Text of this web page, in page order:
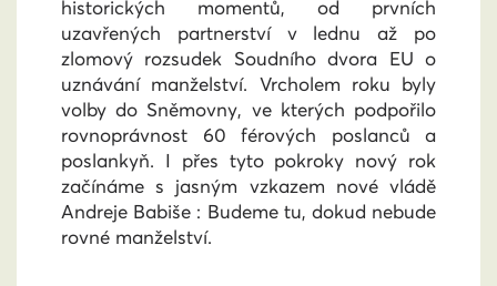
historických momentů, od prvních
uzavřených partnerství v lednu až po
zlomový rozsudek Soudního dvora EU o
uznávání manželství. Vrcholem roku byly
volby do Sněmovny, ve kterých podpořilo
rovnoprávnost 60 férových poslanců a
poslankyň. I přes tyto pokroky nový rok
začínáme s jasným vzkazem nové vládě
Andreje Babiše : Budeme tu, dokud nebude
rovné manželství.